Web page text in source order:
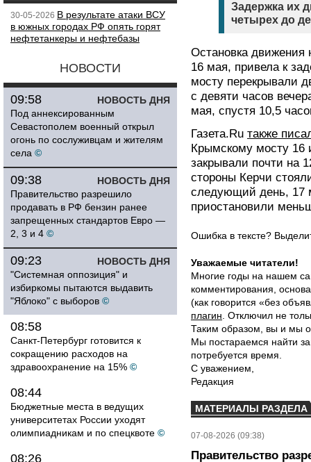
30-05-2026 В результате атаки ВСУ
в южных городах РФ опять горят
нефтетанкеры и нефтебазы
НОВОСТИ
НОВОСТЬ ДНЯ
09:58
Под аннексированным
Севастополем военный открыл
огонь по сослуживцам и жителям
села ©
НОВОСТЬ ДНЯ
09:38
Правительство разрешило
продавать в РФ бензин ранее
запрещенных стандартов Евро —
2, 3 и 4 ©
НОВОСТЬ ДНЯ
09:23
"Системная оппозиция" и
избиркомы пытаются выдавить
"Яблоко" с выборов ©
08:58
Санкт-Петербург готовится к
сокращению расходов на
здравоохранение на 15% ©
08:44
Бюджетные места в ведущих
университетах России уходят
олимпиадникам и по спецквоте ©
08:26
Задержка их
четырех до
Остановка
16 мая, привела к
мосту перекрывали
с девяти часов
мая, спустя 10,5
Газета.Ru также
Крымскому мосту 16
закрывали почти на
стороны Керчи
следующий день, 17
приостановили
Ошибка в тексте?
Уважаемые читатели!
Многие годы на нашем
комментирования,
(как говорится «без
плагин . Отключил не
Таким образом, вы и мы
Мы постараемся найти
потребуется время.
С уважением,
Редакция
МАТЕРИАЛЫ РАЗДЕЛА
07-08-2026 (09:38)
Правительство